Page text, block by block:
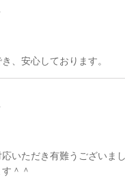
、安心しております。
いただき有難うございま
＾＾